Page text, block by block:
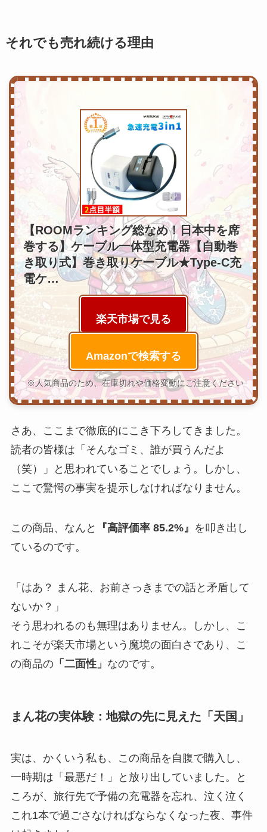
それでも売れ続ける理由
【ROOMランキング総なめ！日本中を席
巻する】ケーブル一体型充電器【自動巻
き取り式】巻き取りケーブル★Type-C充
電ケ…
楽天市場で見る
Amazonで検索する
※人気商品のため、在庫切れや価格変動にご注意ください
さあ、ここまで徹底的にこき下ろしてきました。
読者の皆様は「そんなゴミ、誰が買うんだよ
（笑）」と思われていることでしょう。しかし、
ここで驚愕の事実を提示しなければなりません。
この商品、なんと 『高評価率 85.2%』 を叩き出し
ているのです。
「はあ？ まん花、お前さっきまでの話と矛盾して
ないか？」
そう思われるのも無理はありません。しかし、こ
れこそが楽天市場という魔境の面白さであり、こ
の商品の「二面性」 なのです。
まん花の実体験：地獄の先に見えた「天国」
実は、かくいう私も、この商品を自腹で購入し、
一時期は「最悪だ！」と放り出していました。と
ころが、旅行先で予備の充電器を忘れ、泣く泣く
これ1本で過ごさなければならなくなった夜、事件